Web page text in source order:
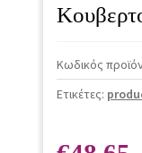
Κωδικός
Ετικέτες: